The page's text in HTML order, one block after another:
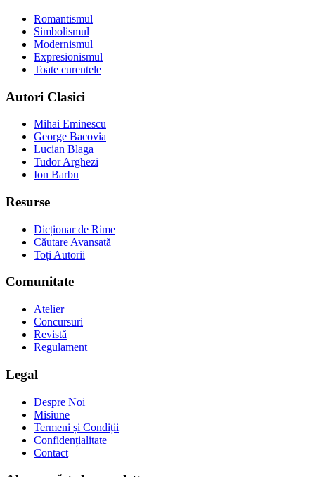
Romantismul
Simbolismul
Modernismul
Expresionismul
Toate curentele
Autori Clasici
Mihai Eminescu
George Bacovia
Lucian Blaga
Tudor Arghezi
Ion Barbu
Resurse
Dicționar de Rime
Căutare Avansată
Toți Autorii
Comunitate
Atelier
Concursuri
Revistă
Regulament
Legal
Despre Noi
Misiune
Termeni și Condiții
Confidențialitate
Contact